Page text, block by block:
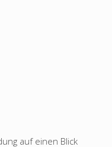
auf einen Blick